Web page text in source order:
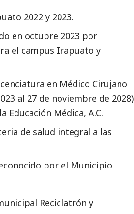
2022 y 2023.
en octubre 2023 por
el campus Irapuato y
en Médico Cirujano
al 27 de noviembre de 2028)
Educación Médica, A.C.
de salud integral a las
por el Municipio.
Reciclatrón y